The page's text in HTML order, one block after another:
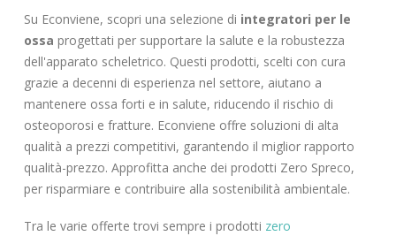
Su Econviene, scopri una selezione di integratori per le
ossa progettati per supportare la salute e la robustezza
dell'apparato scheletrico. Questi prodotti, scelti con cura
grazie a decenni di esperienza nel settore, aiutano a
mantenere ossa forti e in salute, riducendo il rischio di
osteoporosi e fratture. Econviene offre soluzioni di alta
qualità a prezzi competitivi, garantendo il miglior rapporto
qualità-prezzo. Approfitta anche dei prodotti Zero Spreco,
per risparmiare e contribuire alla sostenibilità ambientale.
Tra le varie offerte trovi sempre i prodotti zero